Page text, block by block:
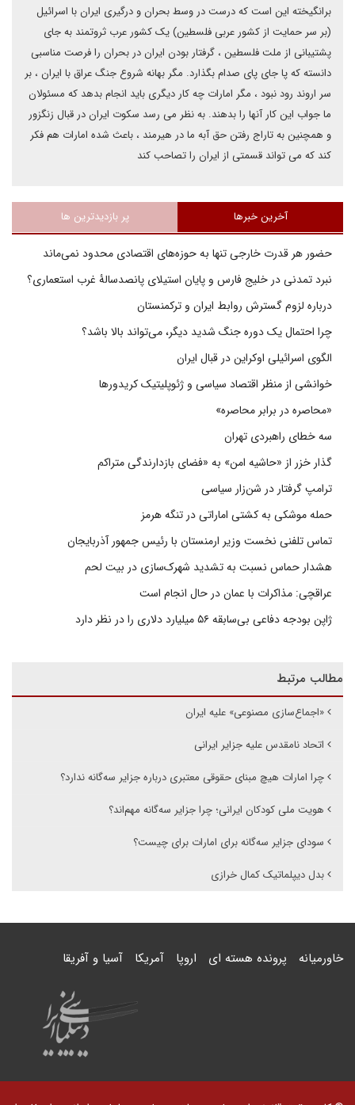
برانگیخته این است که درست در وسط بحران و درگیری ایران با اسرائیل
(بر سر حمایت از کشور عربی فلسطین) یک کشور عرب ثروتمند به جای
پشتیبانی از ملت فلسطین ، گرفتار بودن ایران در بحران را فرصت مناسبی
دانسته که پا جای پای صدام بگذارد. مگر بهانه شروع جنگ عراق با ایران ، بر
سر اروند رود نبود ، مگر امارات چه کار دیگری باید انجام بدهد که مسئولان
ما جواب این کار آنها را بدهند. به نظر می رسد سکوت ایران در قبال زنگزور
و همچنین به تاراج رفتن حق آبه ما در هیرمند ، باعث شده امارات هم فکر
کند که می تواند قسمتی از ایران را تصاحب کند
آخرین خبرها پر بازدیدترین ها
حضور هر قدرت خارجی تنها به حوزه‌های اقتصادی محدود نمی‌ماند
نبرد تمدنی در خلیج فارس و پایان استیلای پانصدسالۀ غرب استعماری؟
درباره لزوم گسترش روابط ایران و ترکمنستان
چرا احتمال یک دوره جنگ شدید دیگر، می‌تواند بالا باشد؟
الگوی اسرائیلی اوکراین در قبال ایران
خوانشی از منظر اقتصاد سیاسی و ژئوپلیتیک کریدورها
«محاصره در برابر محاصره»
سه خطای راهبردی تهران
گذار خزر از «حاشیه امن» به «فضای بازدارندگی متراکم
ترامپ گرفتار در شن‌زار سیاسی
حمله موشکی به کشتی اماراتی در تنگه هرمز
تماس تلفنی نخست وزیر ارمنستان با رئیس جمهور آذربایجان
هشدار حماس نسبت به تشدید شهرک‌سازی در بیت‌ لحم
عراقچی: مذاکرات با عمان در حال انجام است
ژاپن بودجه دفاعی بی‌سابقه ۵۶ میلیارد دلاری را در نظر دارد
مطالب مرتبط
«اجماع‌سازی مصنوعی» علیه ایران
اتحاد نامقدس علیه جزایر ایرانی
چرا امارات هیچ مبنای حقوقی معتبری درباره جزایر سه‌گانه ندارد؟
هویت ملی کودکان ایرانی؛ چرا جزایر سه‌گانه مهم‌اند؟
سودای جزایر سه‌گانه برای امارات برای چیست؟
بدل دیپلماتیک کمال خرازی
خاورمیانه پرونده هسته ای اروپا آمریکا آسیا و آفریقا